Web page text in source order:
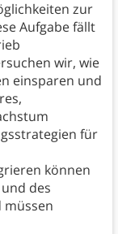
zur
Aufgabe fällt
wir, wie
einsparen und
für
können
des
müssen